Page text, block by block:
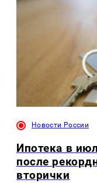
Новости России
Ипотека в
после
вторички